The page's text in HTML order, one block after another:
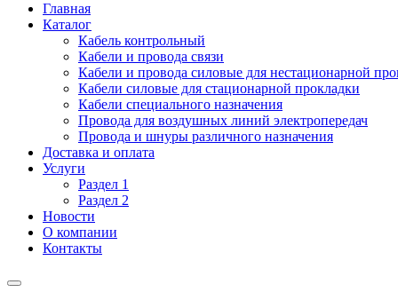
Главная
Каталог
Кабель контрольный
Кабели и провода связи
Кабели и провода силовые для нестационарной
Кабели силовые для стационарной прокладки
Кабели специального назначения
Провода для воздушных линий электропередач
Провода и шнуры различного назначения
Доставка и оплата
Услуги
Раздел 1
Раздел 2
Новости
О компании
Контакты